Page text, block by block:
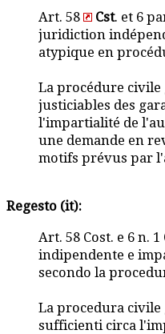
Art. 58 Cst. et 6
juridiction
atypique en
La procédure
justiciables des
l'impartialité de
une demande en
motifs prévus par
Regesto (it):
Art. 58 Cost. e 6 n.
indipendente e
secondo la
La procedura
sufficienti circa